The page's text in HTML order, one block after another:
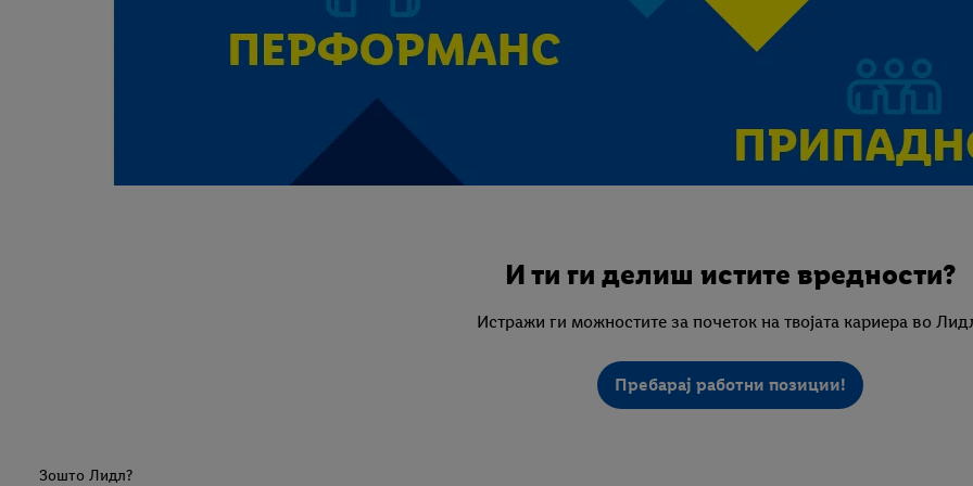
И ти ги делиш истите вредности?
Истражи ги можностите за почеток на твојата кариера во
Пребарај работни позиции!
Зошто Лидл?